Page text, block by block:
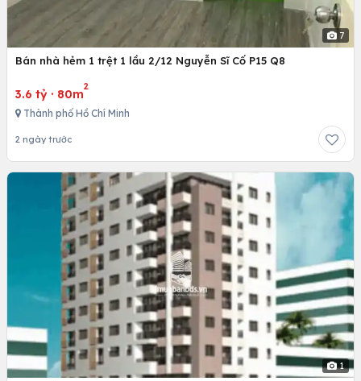
7
Bán nhà hẻm 1 trệt 1 lầu 2/12 Nguyễn Sĩ Cố P15 Q8
3.6 tỷ · 80m
2
Thành phố Hồ Chí Minh
2 ngày trước
1